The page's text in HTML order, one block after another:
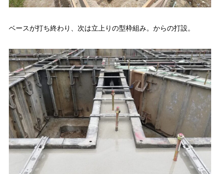
ベースが打ち終わり、次は立上りの型枠組み。からの打設。